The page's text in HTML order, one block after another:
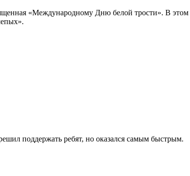
«Международному Дню белой трости». В
поддержать ребят, но оказался самым быстрым.